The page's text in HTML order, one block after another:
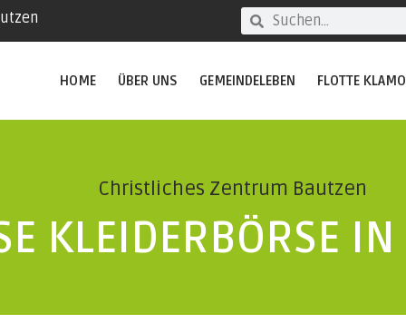
HOME ÜBER UNS GEMEINDELEBEN FLOTTE
Christliches Zentrum Bautzen
KLEIDERBÖRSE IN